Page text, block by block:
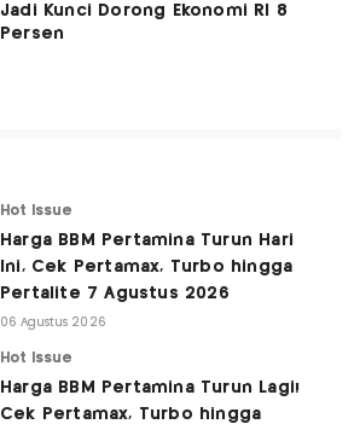
Jadi Kunci Dorong Ekonomi RI 8
Persen
Hot Issue
Harga BBM Pertamina Turun Hari
Ini, Cek Pertamax, Turbo hingga
Pertalite 7 Agustus 2026
06 Agustus 2026
Hot Issue
Harga BBM Pertamina Turun Lagi!
Cek Pertamax, Turbo hingga